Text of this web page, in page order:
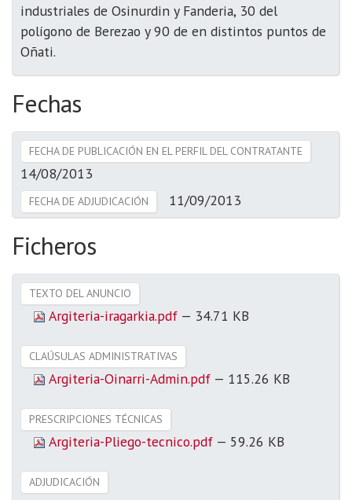
industriales de Osinurdin y Fanderia, 30 del
polígono de Berezao y 90 de en distintos puntos de
Oñati.
Fechas
FECHA DE PUBLICACIÓN EN EL PERFIL DEL CONTRATANTE
14/08/2013
FECHA DE ADJUDICACIÓN 11/09/2013
Ficheros
TEXTO DEL ANUNCIO
Argiteria-iragarkia.pdf — 34.71 KB
CLAÚSULAS ADMINISTRATIVAS
Argiteria-Oinarri-Admin.pdf — 115.26 KB
PRESCRIPCIONES TÉCNICAS
Argiteria-Pliego-tecnico.pdf — 59.26 KB
ADJUDICACIÓN